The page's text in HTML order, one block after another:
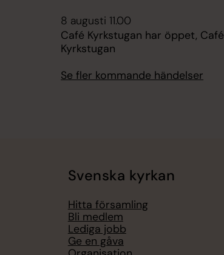
8 augusti 11.00
Café Kyrkstugan har öppet, Café
Kyrkstugan
Se fler kommande händelser
Svenska kyrkan
Hitta församling
Bli medlem
Lediga jobb
Ge en gåva